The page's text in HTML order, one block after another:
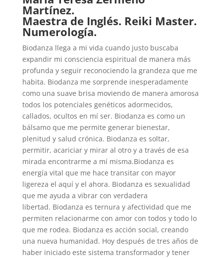
Martínez.
Maestra de Inglés. Reiki Master.
Numerología.
Biodanza llega a mi vida cuando justo buscaba
expandir mi consciencia espiritual de manera más
profunda y seguir reconociendo la grandeza que me
habita. Biodanza me sorprende inesperadamente
como una suave brisa moviendo de manera amorosa
todos los potenciales genéticos adormecidos,
callados, ocultos en mí ser. Biodanza es como un
bálsamo que me permite generar bienestar,
plenitud y salud crónica. Biodanza es soltar,
permitir, acariciar y mirar al otro y a través de esa
mirada encontrarme a mí misma.Biodanza es
energía vital que me hace transitar con mayor
ligereza el aquí y el ahora. Biodanza es sexualidad
que me ayuda a vibrar con verdadera
libertad. Biodanza es ternura y afectividad que me
permiten relacionarme con amor con todos y todo lo
que me rodea. Biodanza es acción social, creando
una nueva humanidad. Hoy después de tres años de
haber iniciado este sistema transformador y tener